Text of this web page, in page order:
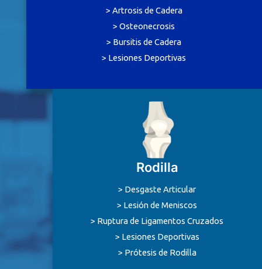
> Artrosis de Cadera
> Osteonecrosis
> Bursitis de Cadera
> Lesiones Deportivas
Rodilla
> Desgaste Articular
> Lesión de Meniscos
> Ruptura de Ligamentos Cruzados
> Lesiones Deportivas
> Prótesis de Rodilla